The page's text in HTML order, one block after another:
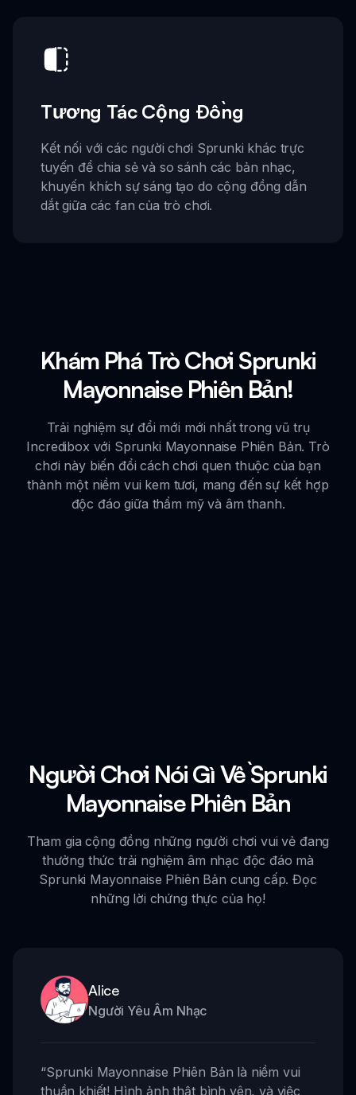
Tương Tác Cộng Đồng
Kết nối với các người chơi Sprunki khác trực
tuyến để chia sẻ và so sánh các bản nhạc,
khuyến khích sự sáng tạo do cộng đồng dẫn
dắt giữa các fan của trò chơi.
Khám Phá Trò Chơi Sprunki
Mayonnaise Phiên Bản!
Trải nghiệm sự đổi mới mới nhất trong vũ trụ
Incredibox với Sprunki Mayonnaise Phiên Bản. Trò
chơi này biến đổi cách chơi quen thuộc của bạn
thành một niềm vui kem tươi, mang đến sự kết hợp
độc đáo giữa thẩm mỹ và âm thanh.
Người Chơi Nói Gì Về Sprunki
Mayonnaise Phiên Bản
Tham gia cộng đồng những người chơi vui vẻ đang
thưởng thức trải nghiệm âm nhạc độc đáo mà
Sprunki Mayonnaise Phiên Bản cung cấp. Đọc
những lời chứng thực của họ!
Alice
Người Yêu Âm Nhạc
“Sprunki Mayonnaise Phiên Bản là niềm vui
thuần khiết! Hình ảnh thật bình yên, và việc